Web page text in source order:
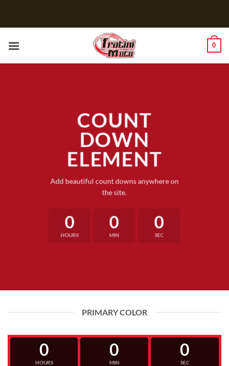
0
COUNT
DOWN
ELEMENT
Add beautiful count downs anywhere on
the site.
0
HOURS
0
MIN
0
SEC
PRIMARY COLOR
0
HOURS
0
MIN
0
SEC